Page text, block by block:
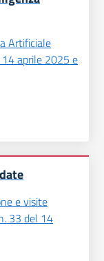
Artificiale
aprile 2025 e
e visite
33 del 14